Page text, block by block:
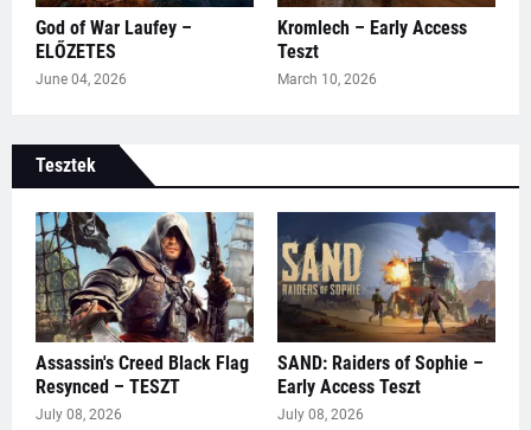
God of War Laufey –
ELŐZETES
June 04, 2026
Kromlech – Early Access
Teszt
March 10, 2026
Tesztek
Assassin's Creed Black Flag
Resynced – TESZT
July 08, 2026
SAND: Raiders of Sophie –
Early Access Teszt
July 08, 2026